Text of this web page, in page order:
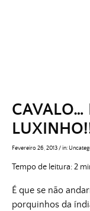
CAVALO…
Fevereiro 26, 2013/in:
Tempo de leitura:2
É que se não
porquinhos da